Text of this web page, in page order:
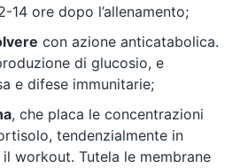
14 ore dopo l’allenamento;
con azione anticatabolica.
di glucosio, e
e difese immunitarie;
, che placa le concentrazioni
tendenzialmente in
workout. Tutela le membrane